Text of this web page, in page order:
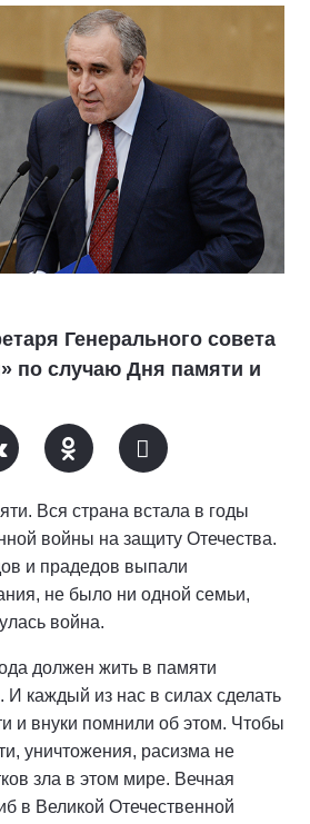
Генерального совета
по случаю Дня памяти и
Вся страна встала в годы
войны на защиту Отечества.
и прадедов выпали
не было ни одной семьи,
война.
должен жить в памяти
И каждый из нас в силах сделать
и внуки помнили об этом. Чтобы
уничтожения, расизма не
зла в этом мире. Вечная
в Великой Отечественной